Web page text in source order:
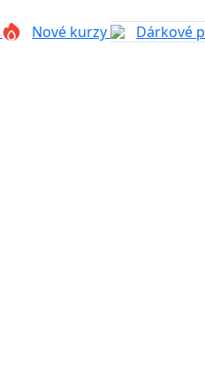
Nové kurzy
Dárkové